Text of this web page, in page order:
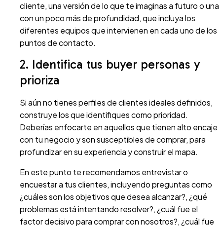
cliente, una versión de lo que te imaginas a futuro o una
con un poco más de profundidad, que incluya los
diferentes equipos que intervienen en cada uno de los
puntos de contacto.
2. Identifica tus buyer personas y
prioriza
Si aún no tienes perfiles de clientes ideales definidos,
construye los que identifiques como prioridad.
Deberías enfocarte en aquellos que tienen alto encaje
con tu negocio y son susceptibles de comprar, para
profundizar en su experiencia y construir el mapa.
En este punto te recomendamos entrevistar o
encuestar a tus clientes, incluyendo preguntas como
¿cuáles son los objetivos que desea alcanzar?, ¿qué
problemas está intentando resolver?, ¿cuál fue el
factor decisivo para comprar con nosotros?, ¿cuál fue